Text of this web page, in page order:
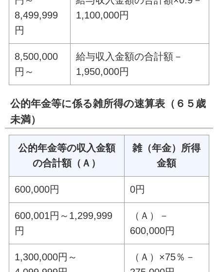
8,499,999
円
1,100,000円
8,500,000
円～
給与収入金額の合計額－
1,950,000円
公的年金等に係る雑所得の速算表（６５歳
未満）
公的年金等の収入金額
の合計額（Ａ）
雑（年金）所得
金額
600,000円 0円
600,001円～1,299,999
円
（Ａ）－
600,000円
1,300,000円～
（Ａ）×75％－